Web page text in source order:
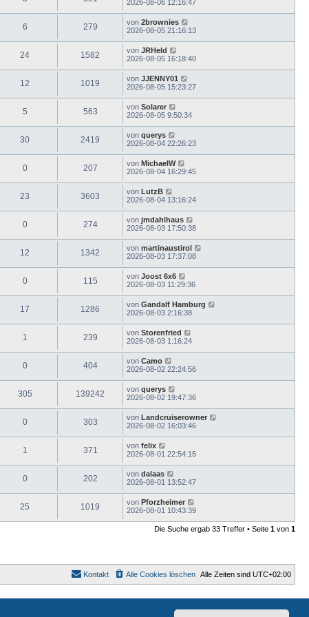
2026-08-06 12:16:47
6 279 von 2brownies
2026-08-05 21:16:13
24 1582 von JRHeld
2026-08-05 16:18:40
12 1019 von JJENNY01
2026-08-05 15:23:27
5 563 von Solarer
2026-08-05 9:50:34
30 2419 von querys
2026-08-04 22:26:23
0 207 von MichaelW
2026-08-04 16:29:45
23 3603 von LutzB
2026-08-04 13:16:24
0 274 von jmdahlhaus
2026-08-03 17:50:38
12 1342 von martinaustirol
2026-08-03 17:37:08
0 115 von Joost 6x6
2026-08-03 11:29:36
17 1286 von Gandalf Hamburg
2026-08-03 2:16:38
1 239 von Storenfried
2026-08-03 1:16:24
0 404 von Camo
2026-08-02 22:24:56
305 139242 von querys
2026-08-02 19:47:36
0 303 von Landcruiserowner
2026-08-02 16:03:46
1 371 von felix
2026-08-01 22:54:15
0 202 von dalaas
2026-08-01 13:52:47
25 1019 von Pforzheimer
2026-08-01 10:43:39
Die Suche ergab 33 Treffer • Seite 1 von 1
Alle Zeiten sind UTC+02:00
Alle Cookies löschen
Kontakt